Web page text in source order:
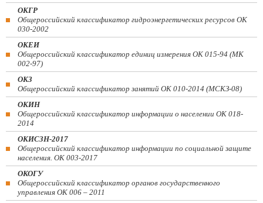
ОКГР
Общероссийский классификатор гидроэнергетических ресурсов ОК
030-2002
ОКЕИ
Общероссийский классификатор единиц измерения ОК 015-94 (МК
002-97)
ОКЗ
Общероссийский классификатор занятий ОК 010-2014 (МСКЗ-08)
ОКИН
Общероссийский классификатор информации о населении ОК 018-
2014
ОКИСЗН-2017
Общероссийский классификатор информации по социальной защите
населения. ОК 003-2017
ОКОГУ
Общероссийский классификатор органов государственного
управления ОК 006 – 2011